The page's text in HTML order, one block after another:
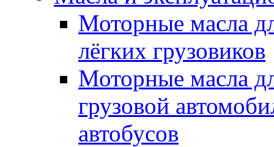
Моторные масла
лёгких грузовиков
Моторные масла
грузовой
автобусов